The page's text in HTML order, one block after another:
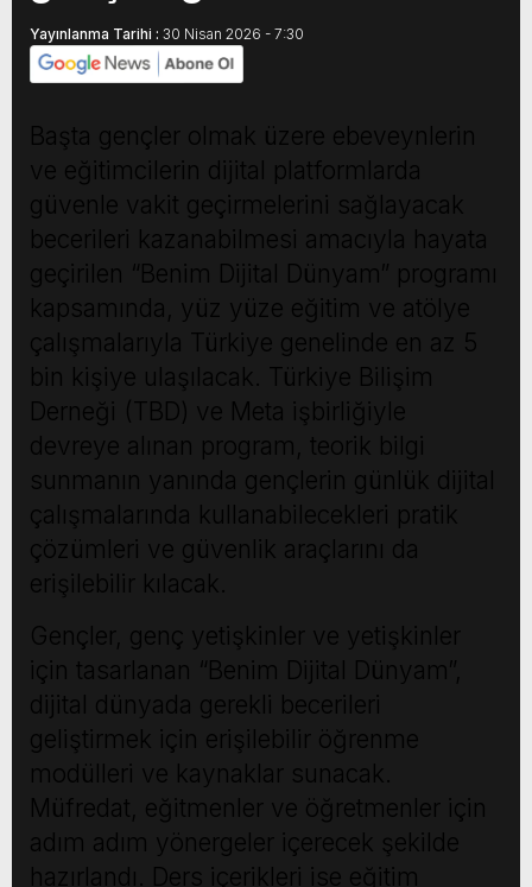
Yayınlanma Tarihi : 30 Nisan 2026 - 7:30
Başta gençler olmak üzere ebeveynlerin
ve eğitimcilerin dijital platformlarda
güvenle vakit geçirmelerini sağlayacak
becerileri kazanabilmesi amacıyla hayata
geçirilen “Benim Dijital Dünyam” programı
kapsamında, yüz yüze eğitim ve atölye
çalışmalarıyla Türkiye genelinde en az 5
bin kişiye ulaşılacak. Türkiye Bilişim
Derneği (TBD) ve Meta işbirliğiyle
devreye alınan program, teorik bilgi
sunmanın yanında gençlerin günlük dijital
çalışmalarında kullanabilecekleri pratik
çözümleri ve güvenlik araçlarını da
erişilebilir kılacak.
Gençler, genç yetişkinler ve yetişkinler
için tasarlanan “Benim Dijital Dünyam”,
dijital dünyada gerekli becerileri
geliştirmek için erişilebilir öğrenme
modülleri ve kaynaklar sunacak.
Müfredat, eğitmenler ve öğretmenler için
adım adım yönergeler içerecek şekilde
hazırlandı. Ders içerikleri ise eğitim